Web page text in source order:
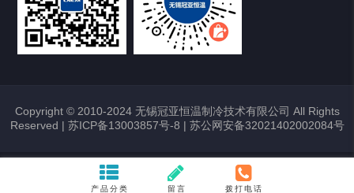
热烈祝贺冠亚恒温与上海理工大学校企
Copyright © 2010-2024 无锡冠亚恒温制冷技术有限公司 All Rights
Reserved | 苏ICP备13003857号-8 | 苏公网安备32021402002084号
产品分类 留言 拨打电话